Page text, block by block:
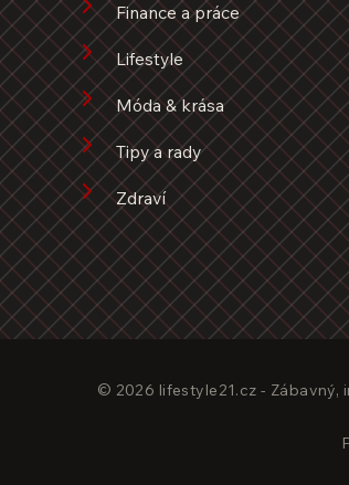
Finance a práce
Lifestyle
Móda & krása
Tipy a rady
Zdraví
© 2026 lifestyle21.cz - Zábavný,